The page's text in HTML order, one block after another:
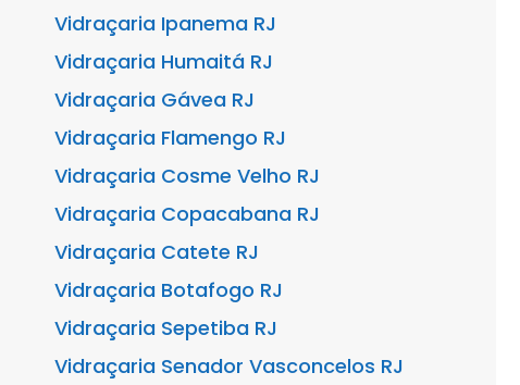
Vidraçaria Ipanema RJ
Vidraçaria Humaitá RJ
Vidraçaria Gávea RJ
Vidraçaria Flamengo RJ
Vidraçaria Cosme Velho RJ
Vidraçaria Copacabana RJ
Vidraçaria Catete RJ
Vidraçaria Botafogo RJ
Vidraçaria Sepetiba RJ
Vidraçaria Senador Vasconcelos RJ